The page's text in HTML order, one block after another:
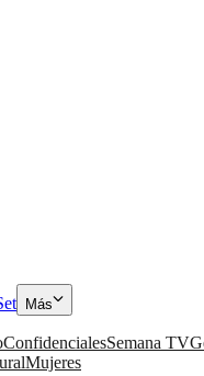
Más
ConfidencialesSemana TV
Mujeres